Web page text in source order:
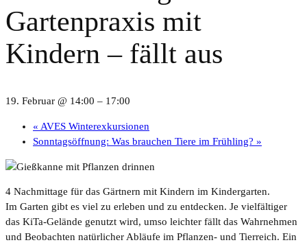
Gartenpraxis mit
Kindern – fällt aus
19. Februar @ 14:00 – 17:00
« AVES Winterexkursionen
Sonntagsöffnung: Was brauchen Tiere im Frühling? »
4 Nachmittage für das Gärtnern mit Kindern im Kindergarten.
Im Garten gibt es viel zu erleben und zu entdecken. Je vielfältiger
das KiTa-Gelände genutzt wird, umso leichter fällt das Wahrnehmen
und Beobachten natürlicher Abläufe im Pflanzen- und Tierreich. Ein